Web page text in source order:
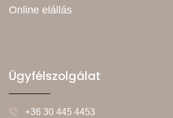
Online elállás
Ügyfélszolgálat
+36 30 445 4453